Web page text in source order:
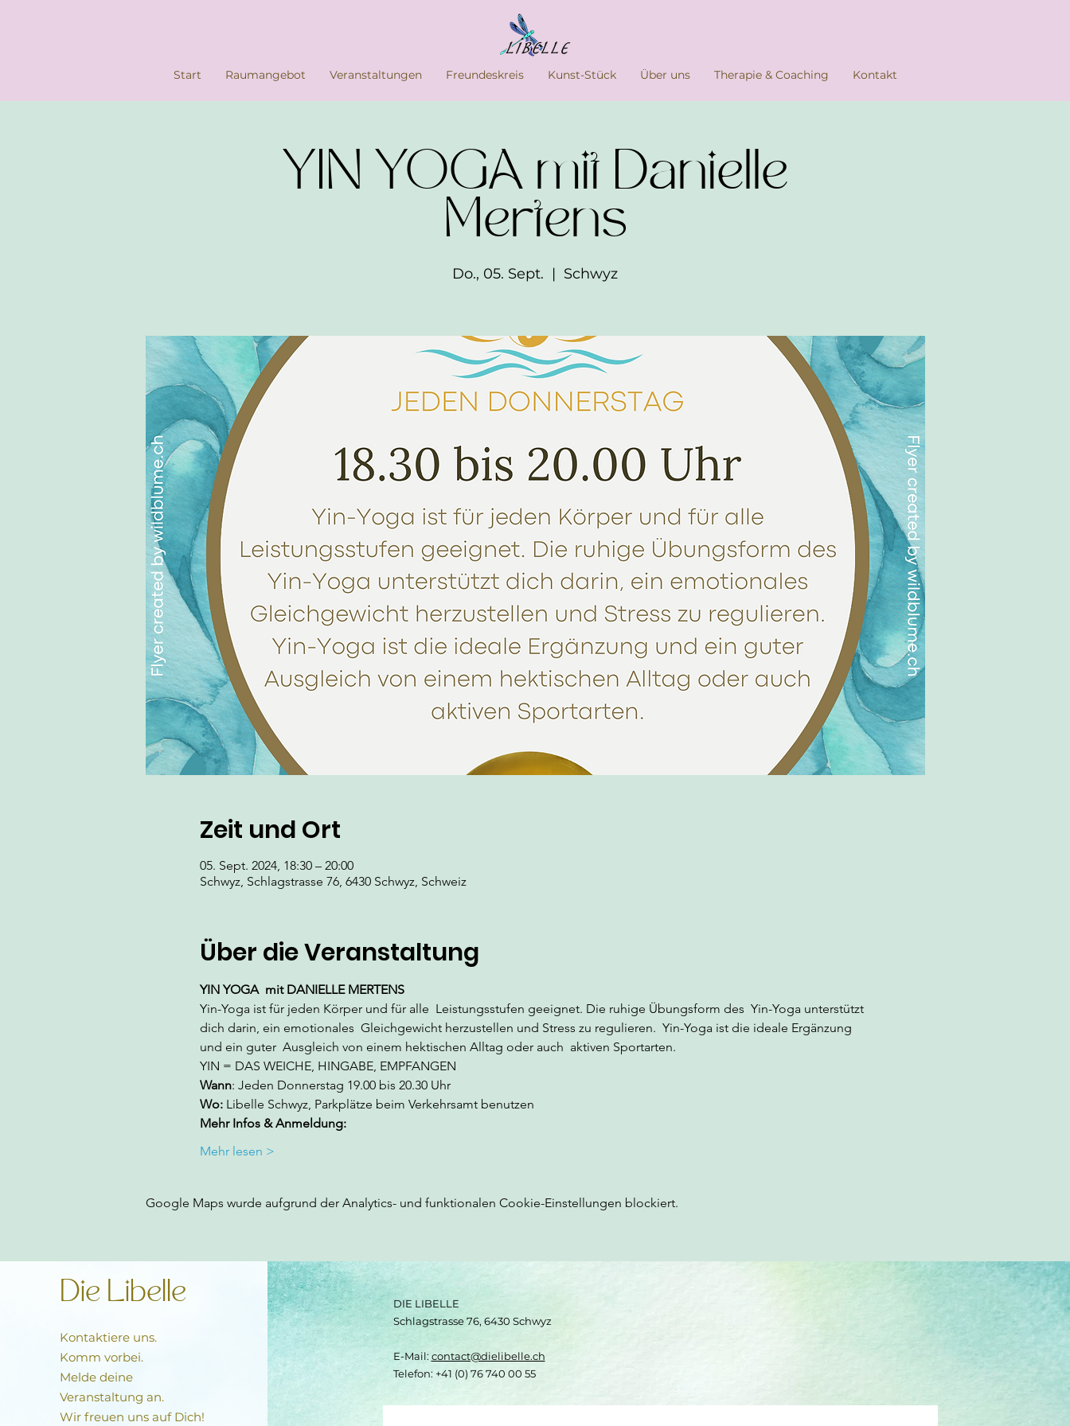
Start Raumangebot Veranstaltungen Freundeskreis Kunst-Stück Über uns Therapie & Coaching Kontakt
YIN YOGA mit Danielle
Mertens
Do., 05. Sept.
  |
Schwyz
Zeit und Ort
05. Sept. 2024, 18:30 – 20:00
Schwyz, Schlagstrasse 76, 6430 Schwyz, Schweiz
Über die Veranstaltung
YIN YOGA mit DANIELLE MERTENS
Yin-Yoga ist für jeden Körper und für alle  Leistungsstufen geeignet. Die ruhige Übungsform des  Yin-Yoga unterstützt
dich darin, ein emotionales  Gleichgewicht herzustellen und Stress zu regulieren.  Yin-Yoga ist die ideale Ergänzung
und ein guter  Ausgleich von einem hektischen Alltag oder auch  aktiven Sportarten.
YIN = DAS WEICHE, HINGABE, EMPFANGEN
Wann: Jeden Donnerstag 19.00 bis 20.30 Uhr
Wo: Libelle Schwyz, Parkplätze beim Verkehrsamt benutzen
Mehr Infos & Anmeldung:
Mehr lesen >
Google Maps wurde aufgrund der Analytics- und funktionalen Cookie-Einstellungen blockiert.
Die Libelle
Kontaktiere uns.
Komm vorbei.
Melde deine
Veranstaltung an.
Wir freuen uns auf Dich!
DIE LIBELLE
Schlagstrasse 76, 6430 Schwyz
E-Mail: contact@dielibelle.ch
Telefon: +41 (0) 76 740 00 55